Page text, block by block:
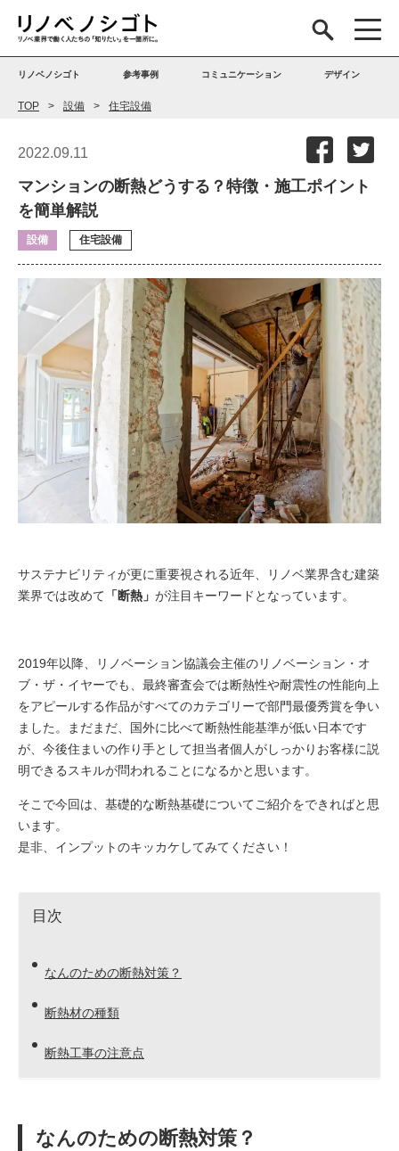
リノベノシゴト 参考事例 コミュニケーション デザイン
TOP 設備 住宅設備
2022.09.11
マンションの断熱どうする？特徴・施工ポイント
を簡単解説
設備 住宅設備
サステナビリティが更に重要視される近年、リノベ業界含む建築
業界では改めて 「断熱」 が注目キーワードとなっています。
2019年以降、リノベーション協議会主催のリノベーション・オ
ブ・ザ・イヤーでも、最終審査会では断熱性や耐震性の性能向上
をアピールする作品がすべてのカテゴリーで部門最優秀賞を争い
ました。まだまだ、国外に比べて断熱性能基準が低い日本です
が、今後住まいの作り手として担当者個人がしっかりお客様に説
明できるスキルが問われることになるかと思います。
そこで今回は、基礎的な断熱基礎についてご紹介をできればと思
います。
是非、インプットのキッカケしてみてください！
目次
なんのための断熱対策？
断熱材の種類
断熱工事の注意点
なんのための断熱対策？